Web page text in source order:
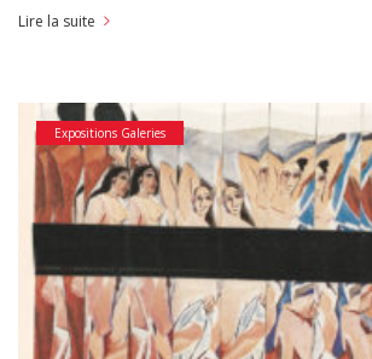
Lire la suite
Expositions Galeries